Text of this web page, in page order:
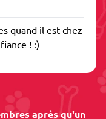
quand il est chez
! :)
après qu'un